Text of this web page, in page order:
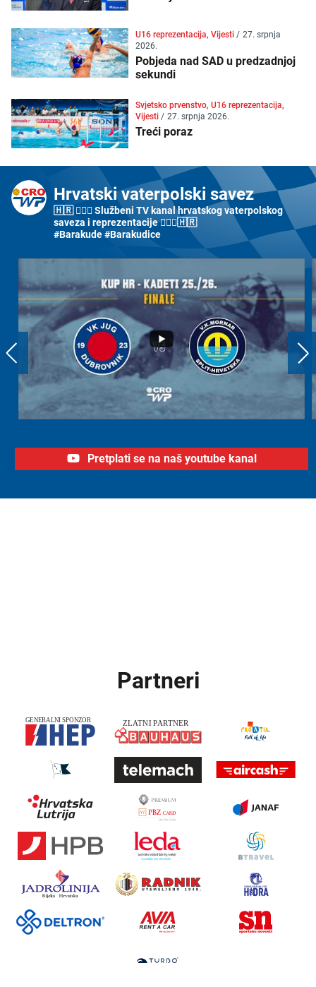
U16 reprezentacija, Vijesti / 27. srpnja
2026.
Pobjeda nad SAD u predzadnjoj
sekundi
Svjetsko prvenstvo, U16 reprezentacija,
Vijesti / 27. srpnja 2026.
Treći poraz
Hrvatski vaterpolski savez
🇭🇷 🤽🏼‍♂️ Službeni TV kanal hrvatskog vaterpolskog
saveza i reprezentacije 🤽🏼‍♀️🇭🇷
#Barakude #Barakudice
Pretplati se na naš youtube kanal
Partneri